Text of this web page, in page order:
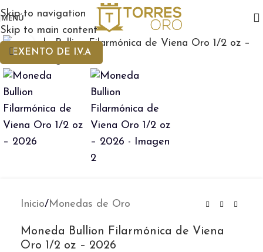
Skip to navigation
Skip to main content
MENÚ
EXENTO DE I.V.A
Clic para ampliar
Inicio/Monedas de Oro
Moneda Bullion Filarmónica de Viena
Oro 1/2 oz – 2026